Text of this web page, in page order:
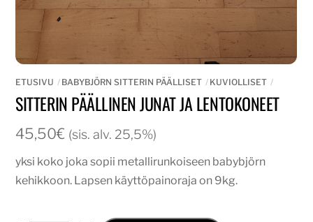
ETUSIVU BABYBJÖRN SITTERIN PÄÄLLISET KUVIOLLISET
SITTERIN PÄÄLLINEN JUNAT JA LENTOKONEET
45,50€ (sis. alv. 25,5%)
yksi koko joka sopii metallirunkoiseen babybjörn
kehikkoon. Lapsen käyttöpainoraja on 9kg.